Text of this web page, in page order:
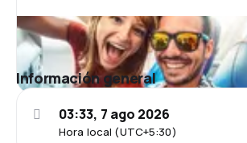
Información general
Hora local (UTC+5:30)
03:33, 7 ago 2026